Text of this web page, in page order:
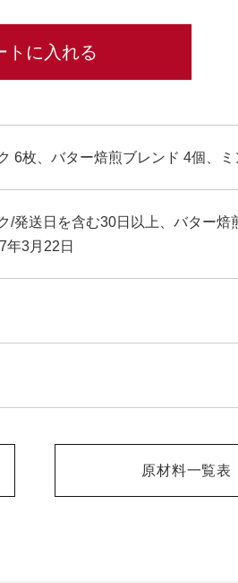
トに入れる
6枚、バター焙煎ブレンド 4個、
/発送日を含む30日以上、バター焙
年3月22日
原材料一覧表